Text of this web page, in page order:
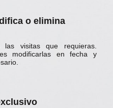
o elimina
las visitas que requieras.
modificarlas en fecha y